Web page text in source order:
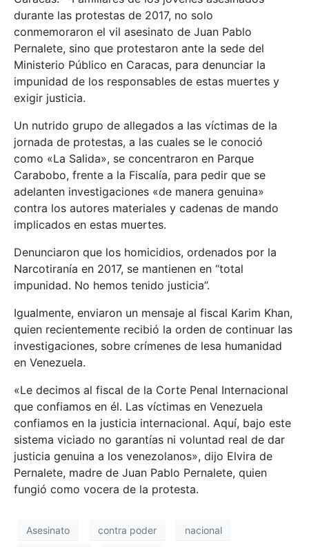
durante las protestas de 2017, no solo
conmemoraron el vil asesinato de Juan Pablo
Pernalete, sino que protestaron ante la sede del
Ministerio Público en Caracas, para denunciar la
impunidad de los responsables de estas muertes y
exigir justicia.
Un nutrido grupo de allegados a las víctimas de la
jornada de protestas, a las cuales se le conoció
como «La Salida», se concentraron en Parque
Carabobo, frente a la Fiscalía, para pedir que se
adelanten investigaciones «de manera genuina»
contra los autores materiales y cadenas de mando
implicados en estas muertes.
Denunciaron que los homicidios, ordenados por la
Narcotiranía en 2017, se mantienen en “total
impunidad. No hemos tenido justicia”.
Igualmente, enviaron un mensaje al fiscal Karim Khan,
quien recientemente recibió la orden de continuar las
investigaciones, sobre crímenes de lesa humanidad
en Venezuela.
«Le decimos al fiscal de la Corte Penal Internacional
que confiamos en él. Las víctimas en Venezuela
confiamos en la justicia internacional. Aquí, bajo este
sistema viciado no garantías ni voluntad real de dar
justicia genuina a los venezolanos», dijo Elvira de
Pernalete, madre de Juan Pablo Pernalete, quien
fungió como vocera de la protesta.
Asesinato contra poder nacional